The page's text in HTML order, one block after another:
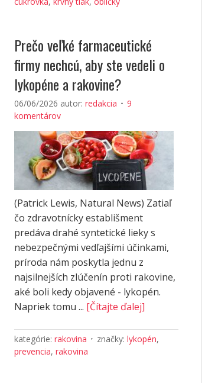
Prečo veľké farmaceutické
firmy nechcú, aby ste vedeli o
lykopéne a rakovine?
06/06/2026 autor: redakcia
9
komentárov
(Patrick Lewis, Natural News) Zatiaľ
čo zdravotnícky establišment
predáva drahé syntetické lieky s
nebezpečnými vedľajšími účinkami,
príroda nám poskytla jednu z
najsilnejších zlúčenín proti rakovine,
aké boli kedy objavené - lykopén.
Napriek tomu ... [Čítajte ďalej]
kategórie: rakovina značky: lykopén,
prevencia, rakovina